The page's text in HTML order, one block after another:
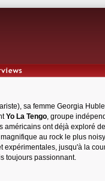
sa femme Georgia
Yo La Tengo, groupe
américains ont déjà exploré
au rock le plus
expérimentales, jusqu'à la
toujours passionnant.